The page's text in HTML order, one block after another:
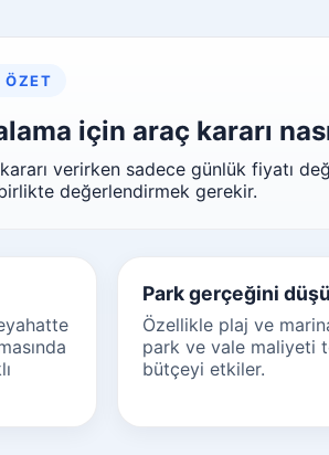
ÖZET
için araç kararı
verirken sadece günlük fiyatı
değerlendirmek gerekir.
Park gerçeğini
Özellikle plaj ve
park ve vale maliyeti
bütçeyi etkiler.